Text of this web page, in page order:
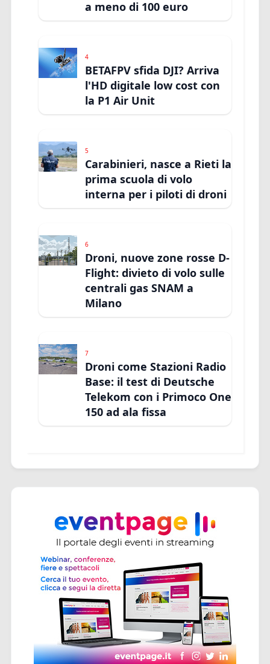
a meno di 100 euro
4
BETAFPV sfida DJI? Arriva
l'HD digitale low cost con
la P1 Air Unit
5
Carabinieri, nasce a Rieti la
prima scuola di volo
interna per i piloti di droni
6
Droni, nuove zone rosse D-
Flight: divieto di volo sulle
centrali gas SNAM a
Milano
7
Droni come Stazioni Radio
Base: il test di Deutsche
Telekom con i Primoco One
150 ad ala fissa